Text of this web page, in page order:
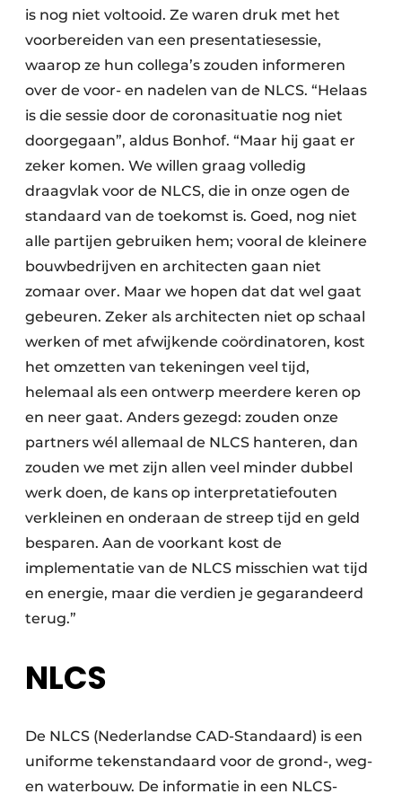
is nog niet voltooid. Ze waren druk met het
voorbereiden van een presentatiesessie,
waarop ze hun collega’s zouden informeren
over de voor- en nadelen van de NLCS. “Helaas
is die sessie door de coronasituatie nog niet
doorgegaan”, aldus Bonhof. “Maar hij gaat er
zeker komen. We willen graag volledig
draagvlak voor de NLCS, die in onze ogen de
standaard van de toekomst is. Goed, nog niet
alle partijen gebruiken hem; vooral de kleinere
bouwbedrijven en architecten gaan niet
zomaar over. Maar we hopen dat dat wel gaat
gebeuren. Zeker als architecten niet op schaal
werken of met afwijkende coördinatoren, kost
het omzetten van tekeningen veel tijd,
helemaal als een ontwerp meerdere keren op
en neer gaat. Anders gezegd: zouden onze
partners wél allemaal de NLCS hanteren, dan
zouden we met zijn allen veel minder dubbel
werk doen, de kans op interpretatiefouten
verkleinen en onderaan de streep tijd en geld
besparen. Aan de voorkant kost de
implementatie van de NLCS misschien wat tijd
en energie, maar die verdien je gegarandeerd
terug.”
NLCS
De NLCS (Nederlandse CAD-Standaard) is een
uniforme tekenstandaard voor de grond-, weg-
en waterbouw. De informatie in een NLCS-